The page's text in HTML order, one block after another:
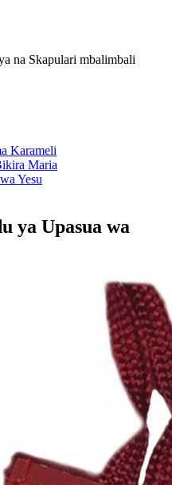
na Skapulari mbalimbali
Karameli
Maria
Yesu
ya Upasua wa